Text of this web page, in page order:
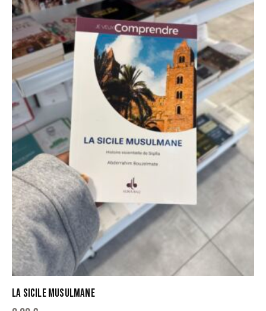
LA SICILE MUSULMANE